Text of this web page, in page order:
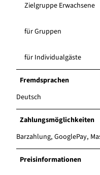
Zielgruppe Erwachsene
für Gruppen
für Individualgäste
Fremdsprachen
Deutsch
Zahlungsmöglichkeiten
Barzahlung, GooglePay,
Preisinformationen